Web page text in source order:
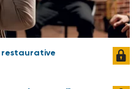
restaurative